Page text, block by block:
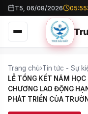
T5, 06/08/2026
Trang chủ›Tin tức - Sự
LỄ TỔNG KẾT NĂM
CHƯƠNG LAO ĐỘNG
PHÁT TRIỂN CỦA